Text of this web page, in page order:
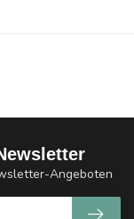
Angeboten